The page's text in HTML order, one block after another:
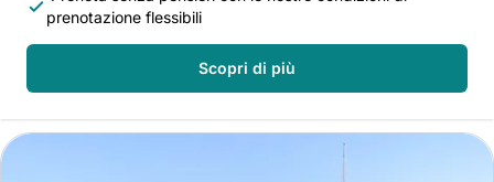
prenotazione flessibili
Scopri di più